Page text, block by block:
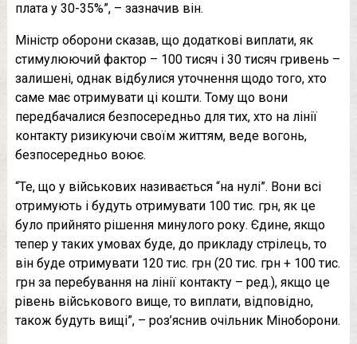
плата у 30-35%”, – зазначив він.
Міністр оборони сказав, що додаткові виплати, як
стимулюючий фактор – 100 тисяч і 30 тисяч гривень –
залишені, однак відбулися уточнення щодо того, хто
саме має отримувати ці кошти. Тому що вони
передбачалися безпосередньо для тих, хто на лінії
контакту ризикуючи своїм життям, веде вогонь,
безпосередньо воює.
“Те, що у військових називається “на нулі”. Вони всі
отримують і будуть отримувати 100 тис. грн, як це
було прийнято рішення минулого року. Єдине, якщо
тепер у таких умовах буде, до прикладу стрілець, то
він буде отримувати 120 тис. грн (20 тис. грн + 100 тис.
грн за перебування на лінії контакту – ред.), якщо це
рівень військового вище, то виплати, відповідно,
також будуть вищі”, – роз’яснив очільник Міноборони.